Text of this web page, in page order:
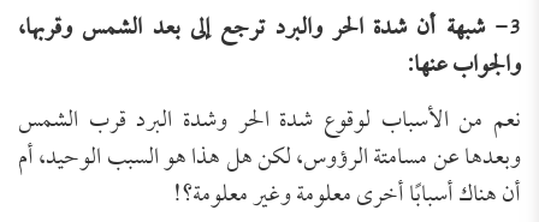
3- شبهة أن شدة الحر والبرد ترجع إلى بعد الشمس وقربها،
والجواب عنها:
نعم من الأسباب لوقوع شدة الحر وشدة البرد قرب الشمس
وبعدها عن مسامتة الرؤوس، لكن هل هذا هو السبب الوحيد، أم
أن هناك أسبابًا أخرى معلومة وغير معلومة؟!